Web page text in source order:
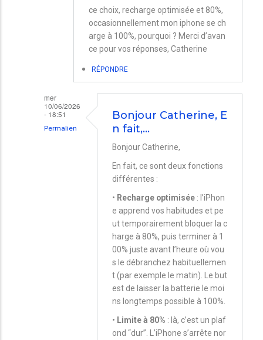
ce choix, recharge optimisée et 80%,
occasionnellement mon iphone se ch
arge à 100%, pourquoi ? Merci d’avan
ce pour vos réponses, Catherine
RÉPONDRE
mer
10/06/2026
- 18:51
Permalien
Bonjour Catherine, E
n fait,…
Bonjour Catherine,
En fait, ce sont deux fonctions
différentes :
• Recharge optimisée : l’iPhon
e apprend vos habitudes et pe
ut temporairement bloquer la c
harge à 80%, puis terminer à 1
00% juste avant l’heure où vou
s le débranchez habituellemen
t (par exemple le matin). Le but
est de laisser la batterie le moi
ns longtemps possible à 100%.
• Limite à 80% : là, c’est un plaf
ond “dur”. L’iPhone s’arrête nor